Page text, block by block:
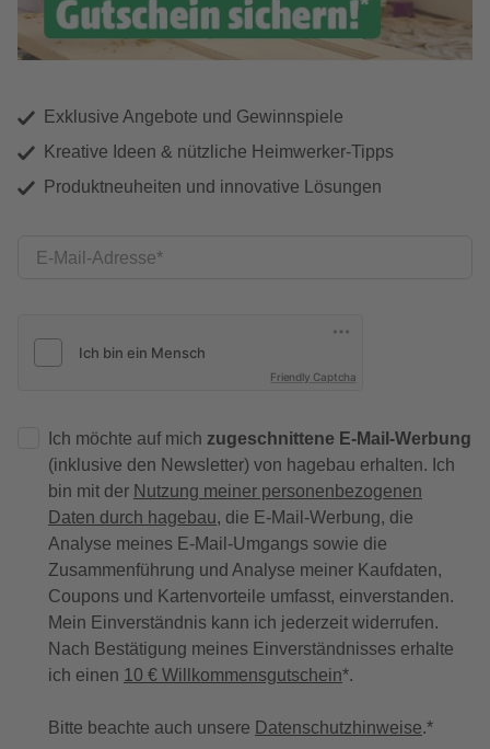
Exklusive Angebote und Gewinnspiele
Kreative Ideen & nützliche Heimwerker-Tipps
Produktneuheiten und innovative Lösungen
E-Mail-Adresse
Friendly Captcha
Ich möchte auf mich zugeschnittene E-Mail-Werbung
(inklusive den Newsletter) von hagebau erhalten. Ich
bin mit der Nutzung meiner personenbezogenen
Daten durch hagebau, die E-Mail-Werbung, die
Analyse meines E-Mail-Umgangs sowie die
Zusammenführung und Analyse meiner Kaufdaten,
Coupons und Kartenvorteile umfasst, einverstanden.
Mein Einverständnis kann ich jederzeit widerrufen.
Nach Bestätigung meines Einverständnisses erhalte
ich einen 10 € Willkommensgutschein*.
Bitte beachte auch unsere Datenschutzhinweise.